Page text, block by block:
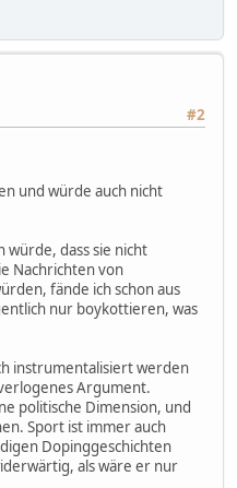
#2
und würde auch nicht
würde, dass sie nicht
Nachrichten von
fände ich schon aus
nur boykottieren, was
instrumentalisiert werden
Argument.
politische Dimension, und
Sport ist immer auch
Dopinggeschichten
als wäre er nur